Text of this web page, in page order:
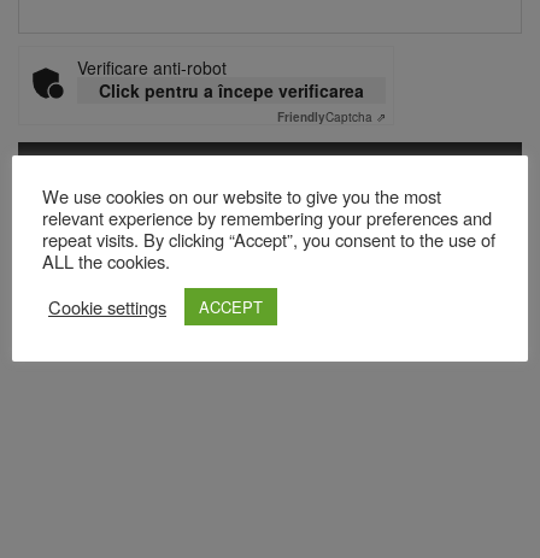
Verificare anti-robot
Click pentru a începe verificarea
FriendlyCaptcha ⇗
Acest site folosește Akismet pentru a reduce spamul.Află cum
sunt procesate datele comentariilor tale.
We use cookies on our website to give you the most
relevant experience by remembering your preferences and
repeat visits. By clicking “Accept”, you consent to the use of
ALL the cookies.
Cookie settings
ACCEPT